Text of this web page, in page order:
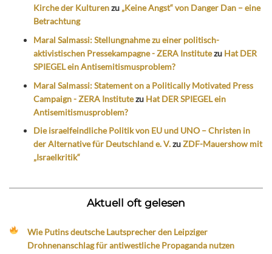
Kirche der Kulturenzu „Keine Angst“ von Danger Dan – eine
Betrachtung
Maral Salmassi: Stellungnahme zu einer politisch-
aktivistischen Pressekampagne - ZERA Institutezu Hat DER
SPIEGEL ein Antisemitismusproblem?
Maral Salmassi: Statement on a Politically Motivated Press
Campaign - ZERA Institutezu Hat DER SPIEGEL ein
Antisemitismusproblem?
Die israelfeindliche Politik von EU und UNO – Christen in
der Alternative für Deutschland e. V.zuZDF-Mauershow mit
„Israelkritik“
Aktuell oft gelesen
Wie Putins deutsche Lautsprecher den Leipziger
Drohnenanschlag für antiwestliche Propaganda nutzen